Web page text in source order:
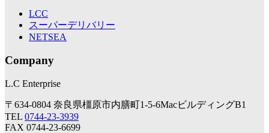
LCC
スーパーデリバリー
NETSEA
Company
L.C Enterprise
〒634-0804 奈良県橿原市内膳町1-5-6MacビルディングB1
TEL 0744-23-3939
FAX 0744-23-6699